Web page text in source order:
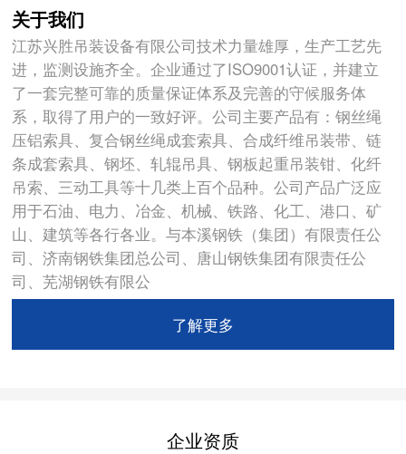
关于我们
江苏兴胜吊装设备有限公司技术力量雄厚，生产工艺先
进，监测设施齐全。企业通过了ISO9001认证，并建立
了一套完整可靠的质量保证体系及完善的守候服务体
系，取得了用户的一致好评。公司主要产品有：钢丝绳
压铝索具、复合钢丝绳成套索具、合成纤维吊装带、链
条成套索具、钢坯、轧辊吊具、钢板起重吊装钳、化纤
吊索、三动工具等十几类上百个品种。公司产品广泛应
用于石油、电力、冶金、机械、铁路、化工、港口、矿
山、建筑等各行各业。与本溪钢铁（集团）有限责任公
司、济南钢铁集团总公司、唐山钢铁集团有限责任公
司、芜湖钢铁有限公
了解更多
企业资质